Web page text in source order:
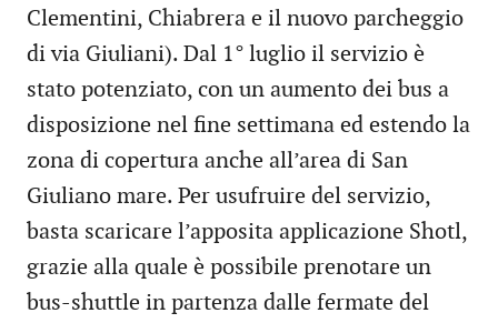
Clementini, Chiabrera e il nuovo parcheggio
di via Giuliani). Dal 1° luglio il servizio è
stato potenziato, con un aumento dei bus a
disposizione nel fine settimana ed estendo la
zona di copertura anche all’area di San
Giuliano mare. Per usufruire del servizio,
basta scaricare l’apposita applicazione Shotl,
grazie alla quale è possibile prenotare un
bus-shuttle in partenza dalle fermate del